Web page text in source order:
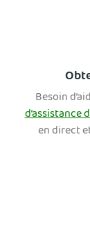
Besoin
d’assistance
en direct